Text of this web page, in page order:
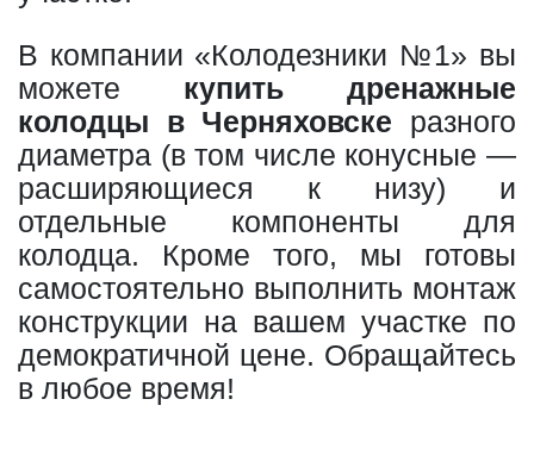
В компании «Колодезники №1» вы
можете купить дренажные
колодцы в Черняховске разного
диаметра (в том числе конусные —
расширяющиеся к низу) и
отдельные компоненты для
колодца. Кроме того, мы готовы
самостоятельно выполнить монтаж
конструкции на вашем участке по
демократичной цене. Обращайтесь
в любое время!